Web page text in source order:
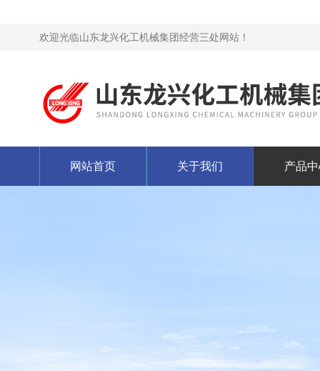
欢迎光临山东龙兴化工机械集团经营三处网站！
网站首页 关于我们 产品